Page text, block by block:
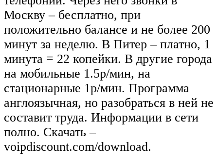
Москву – бесплатно, при
положительно балансе и не более 200
минут за неделю. В Питер – платно, 1
минута = 22 копейки. В другие города
на мобильные 1.5р/мин, на
стационарные 1р/мин. Программа
англоязычная, но разобраться в ней не
составит труда. Информации в сети
полно. Скачать –
voipdiscount.com/download.